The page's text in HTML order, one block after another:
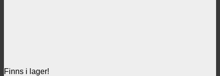
Finns i lager!